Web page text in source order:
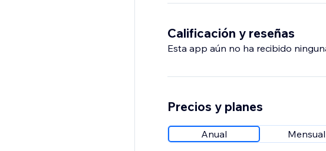
Calificación y reseñas
Esta app aún no ha recibido
Precios y planes
Anual Mensual